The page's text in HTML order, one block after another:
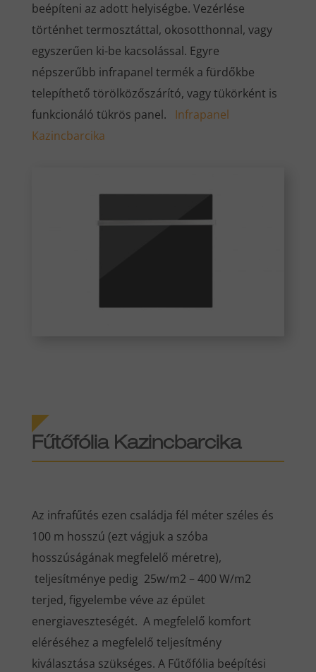
beépíteni az adott helyiségbe. Vezérlése
történhet termosztáttal, okosotthonnal, vagy
egyszerűen ki-be kacsolással. Egyre
népszerűbb infrapanel termék a fürdőkbe
telepíthető törölközőszárító, vagy tükörként is
funkcionáló tükrös panel. Infrapanel
Kazincbarcika
Fűtőfólia Kazincbarcika
Az infrafűtés ezen családja fél méter széles és
100 m hosszú (ezt vágjuk a szóba
hosszúságának megfelelő méretre),
teljesítménye pedig 25w/m2 – 400 W/m2
terjed, figyelembe véve az épület
energiaveszteségét. A megfelelő komfort
eléréséhez a megfelelő teljesítmény
kiválasztása szükséges. A Fűtőfólia beépítési